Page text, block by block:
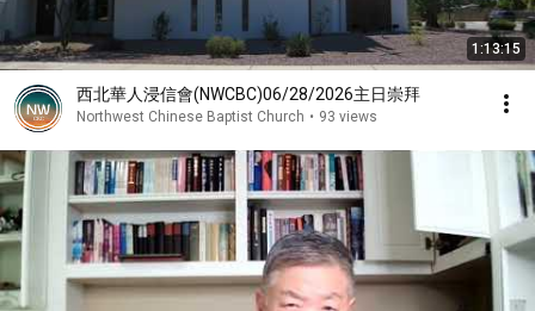
1:13:15
西北華人浸信會(NWCBC)06/28/2026主日崇拜
Northwest Chinese Baptist Church • 93 views